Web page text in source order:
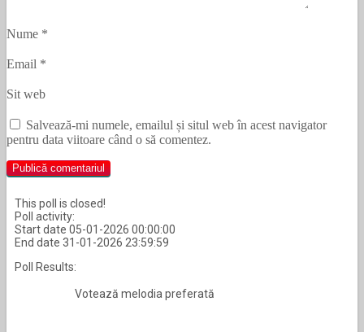
Nume *
Email *
Sit web
Salvează-mi numele, emailul și situl web în acest navigator
pentru data viitoare când o să comentez.
This poll is closed!
Poll activity:
Start date 05-01-2026 00:00:00
End date 31-01-2026 23:59:59
Poll Results:
Votează melodia preferată